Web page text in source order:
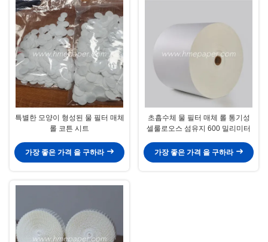
특별한 모양이 형성된 물 필터 매체
롤 코튼 시트
가장 좋은 가격 을 구하라
초흡수체 물 필터 매체 롤 통기성
셀룰로오스 섬유지 600 밀리미터
가장 좋은 가격 을 구하라